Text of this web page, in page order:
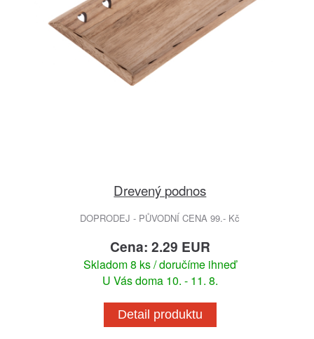
Drevený podnos
DOPRODEJ - PŮVODNÍ CENA 99.- Kč
Cena: 2.29 EUR
Skladom 8 ks / doručíme ihneď
U Vás doma 10. - 11. 8.
Detail produktu